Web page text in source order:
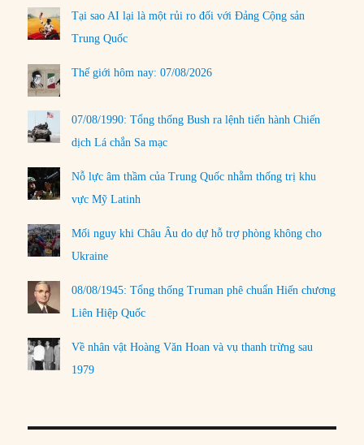
Tại sao AI lại là một rủi ro đối với Đảng Cộng sản
Trung Quốc
Thế giới hôm nay: 07/08/2026
07/08/1990: Tổng thống Bush ra lệnh tiến hành Chiến
dịch Lá chắn Sa mạc
Nỗ lực âm thầm của Trung Quốc nhằm thống trị khu
vực Mỹ Latinh
Mối nguy khi Châu Âu do dự hỗ trợ phòng không cho
Ukraine
08/08/1945: Tổng thống Truman phê chuẩn Hiến chương
Liên Hiệp Quốc
Về nhân vật Hoàng Văn Hoan và vụ thanh trừng sau
1979